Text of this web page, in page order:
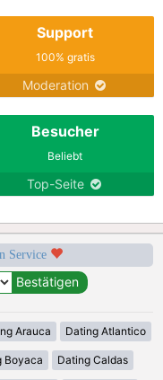
Support
100% gratis
Moderation
Besucher
Beliebt
Top-Seite
Service
Arauca Dating Atlantico
Boyaca Dating Caldas